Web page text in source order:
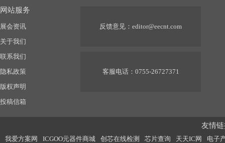
网站服务
展会资讯
关于我们
联系我们
隐私政策
版权声明
投稿信箱
反馈意见： editor@eecnt.com
客服电话：0755-26727371
友情
我爱方案网 ICGOO元器件商城 创芯在线检测 芯片查询 天天IC网
电子